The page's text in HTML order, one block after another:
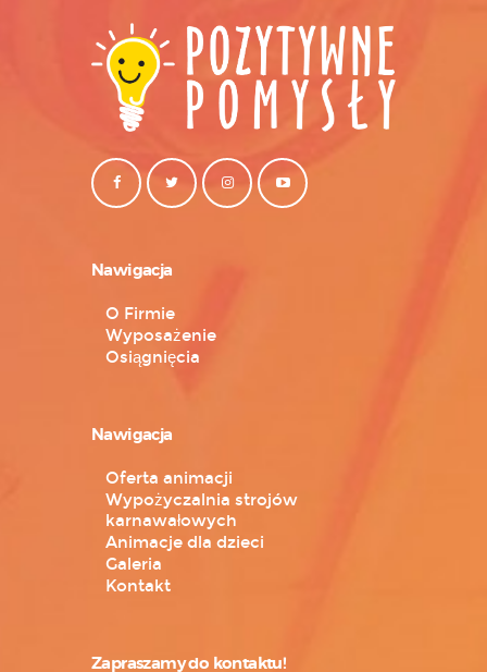
Nawigacja
O Firmie
Wyposażenie
Osiągnięcia
Nawigacja
Oferta animacji
Wypożyczalnia strojów
karnawałowych
Animacje dla dzieci
Galeria
Kontakt
Zapraszamy do kontaktu!